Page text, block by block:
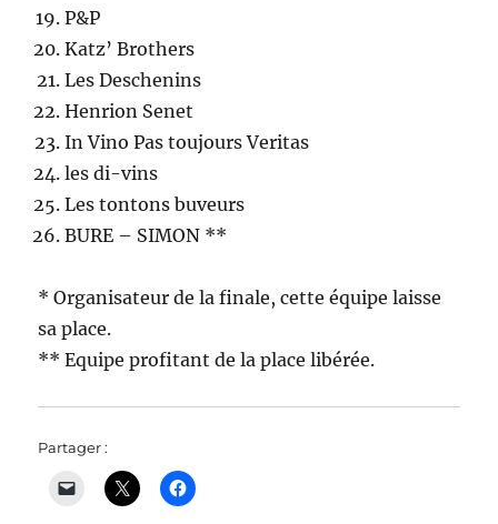
P&P
Katz’ Brothers
Les Deschenins
Henrion Senet
In Vino Pas toujours Veritas
les di-vins
Les tontons buveurs
BURE – SIMON **
* Organisateur de la finale, cette équipe laisse
sa place.
** Equipe profitant de la place libérée.
Partager :